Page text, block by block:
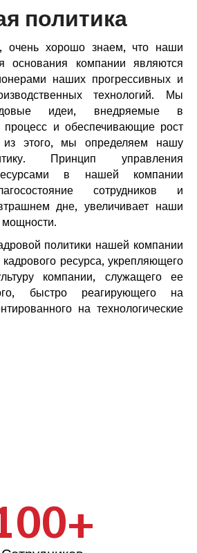
политика
очень хорошо знаем, что наши
основания компании являются
наших прогрессивных и
технологий. Мы
идеи, внедряемые в
процесс и обеспечивающие рост
этого, мы определяем нашу
Принцип управления
в нашей компании
сотрудников и
дне, увеличивает наши
мощности.
политики нашей компании
ресурса, укрепляющего
компании, служащего ее
быстро реагирующего на
на технологические